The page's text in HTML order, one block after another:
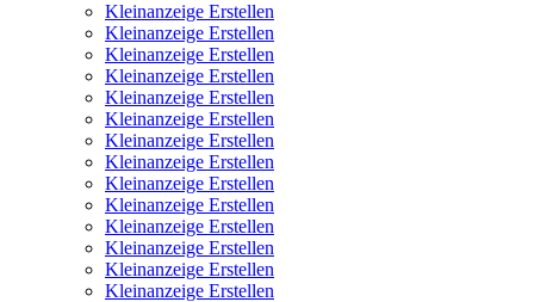
Kleinanzeige Erstellen
Kleinanzeige Erstellen
Kleinanzeige Erstellen
Kleinanzeige Erstellen
Kleinanzeige Erstellen
Kleinanzeige Erstellen
Kleinanzeige Erstellen
Kleinanzeige Erstellen
Kleinanzeige Erstellen
Kleinanzeige Erstellen
Kleinanzeige Erstellen
Kleinanzeige Erstellen
Kleinanzeige Erstellen
Kleinanzeige Erstellen